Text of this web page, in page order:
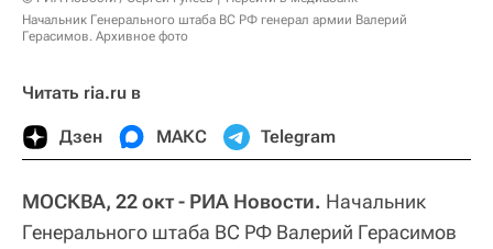
Начальник Генерального штаба ВС РФ генерал армии Валерий
Герасимов. Архивное фото
Читать ria.ru в
Дзен МАКС Telegram
МОСКВА, 22 окт - РИА Новости. Начальник
Генерального штаба ВС РФ Валерий Герасимов